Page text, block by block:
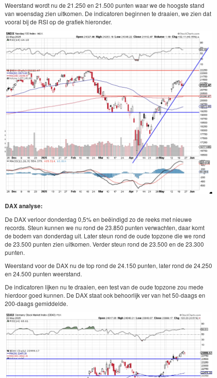
Weerstand wordt nu de 21.250 en 21.500 punten waar we de hoogste stand
van woensdag zien uitkomen. De indicatoren beginnen te draaien, we zien dat
vooral bij de RSI op de grafiek hieronder.
DAX analyse:
De DAX verloor donderdag 0,5% en beëindigd zo de reeks met nieuwe
records. Steun kunnen we nu rond de 23.850 punten verwachten, daar komt
de bodem van donderdag uit. Later steun rond de oude topzone die we rond
de 23.500 punten zien uitkomen. Verder steun rond de 23.500 en de 23.300
punten.
Weerstand voor de DAX nu de top rond de 24.150 punten, later rond de 24.250
en 24.500 punten weerstand.
De indicatoren lijken nu te draaien, een test van de oude topzone zou mede
hierdoor goed kunnen. De DAX staat ook behoorlijk ver van het 50-daags en
200-daags gemiddelde.